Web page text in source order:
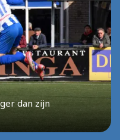
dan zijn